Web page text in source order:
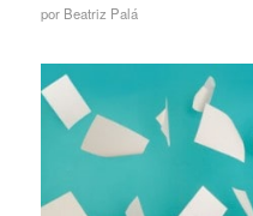
por Beatriz Palá